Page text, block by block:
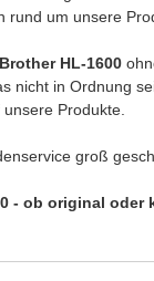
rund um unsere
Brother HL-1600
nicht in Ordnung
unsere Produkte.
groß
- ob original